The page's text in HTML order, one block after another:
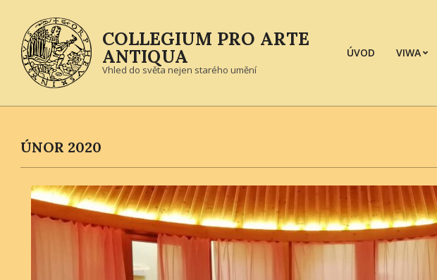
content
COLLEGIUM PRO ARTE
ANTIQUA
Vhled do světa nejen starého umění
ÚVOD VIWA
ÚNOR 2020